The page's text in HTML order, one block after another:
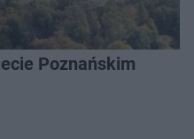
Poznańskim